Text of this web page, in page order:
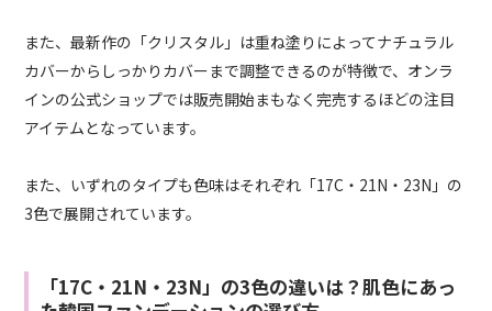
また、最新作の「クリスタル」は重ね塗りによってナチュラル
カバーからしっかりカバーまで調整できるのが特徴で、オンラ
インの公式ショップでは販売開始まもなく完売するほどの注目
アイテムとなっています。
また、いずれのタイプも色味はそれぞれ「17C・21N・23N」の
3色で展開されています。
「17C・21N・23N」の3色の違いは？肌色にあっ